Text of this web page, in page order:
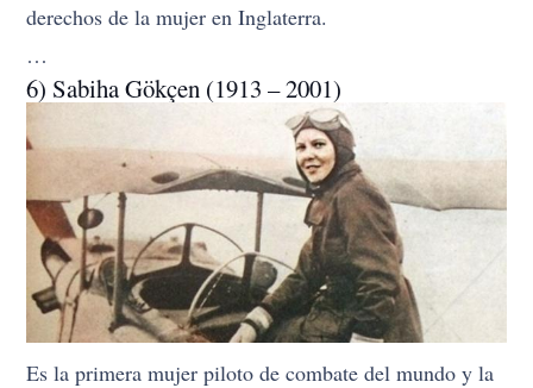
derechos de la mujer en Inglaterra.
…
6) Sabiha Gökçen (1913 – 2001)
Es la primera mujer piloto de combate del mundo y la